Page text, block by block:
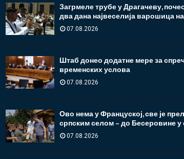
Загрмеле трубе у Драгачеву,
два дана највеселија варошица
07.08.2026
Штаб донео додатне мере за
временских услова
07.08.2026
Ово нема у Француској, све је
српским селом – до Бесеровине у
07.08.2026